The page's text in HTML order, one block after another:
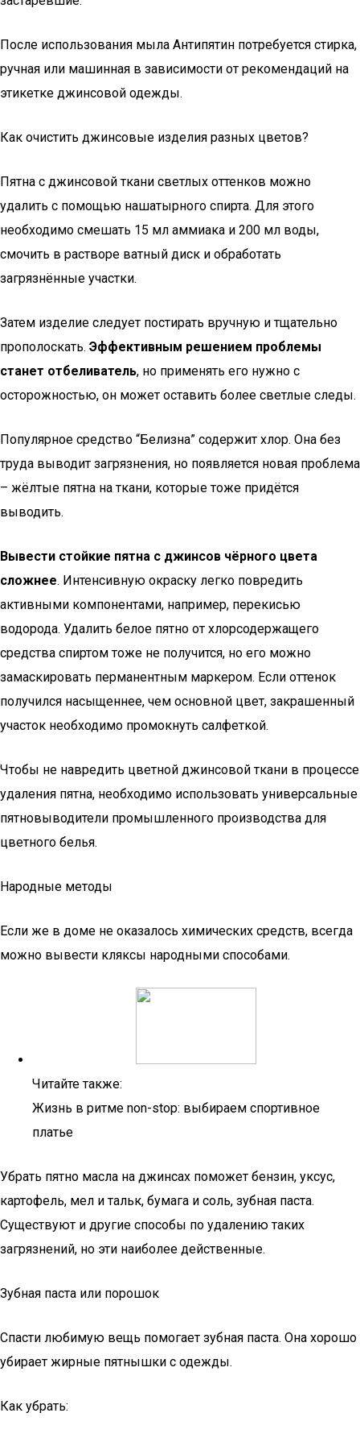
После использования мыла Антипятин потребуется стирка,
ручная или машинная в зависимости от рекомендаций на
этикетке джинсовой одежды.
Как очистить джинсовые изделия разных цветов?
Пятна с джинсовой ткани светлых оттенков можно
удалить с помощью нашатырного спирта. Для этого
необходимо смешать 15 мл аммиака и 200 мл воды,
смочить в растворе ватный диск и обработать
загрязнённые участки.
Затем изделие следует постирать вручную и тщательно
прополоскать. Эффективным решением проблемы
станет отбеливатель, но применять его нужно с
осторожностью, он может оставить более светлые следы.
Популярное средство “Белизна” содержит хлор. Она без
труда выводит загрязнения, но появляется новая проблема
– жёлтые пятна на ткани, которые тоже придётся
выводить.
Вывести стойкие пятна с джинсов чёрного цвета
сложнее. Интенсивную окраску легко повредить
активными компонентами, например, перекисью
водорода. Удалить белое пятно от хлорсодержащего
средства спиртом тоже не получится, но его можно
замаскировать перманентным маркером. Если оттенок
получился насыщеннее, чем основной цвет, закрашенный
участок необходимо промокнуть салфеткой.
Чтобы не навредить цветной джинсовой ткани в процессе
удаления пятна, необходимо использовать универсальные
пятновыводители промышленного производства для
цветного белья.
Народные методы
Если же в доме не оказалось химических средств, всегда
можно вывести кляксы народными способами.
Читайте также:
Жизнь в ритме non-stop: выбираем спортивное
платье
Убрать пятно масла на джинсах поможет бензин, уксус,
картофель, мел и тальк, бумага и соль, зубная паста.
Существуют и другие способы по удалению таких
загрязнений, но эти наиболее действенные.
Зубная паста или порошок
Спасти любимую вещь помогает зубная паста. Она хорошо
убирает жирные пятнышки с одежды.
Как убрать: